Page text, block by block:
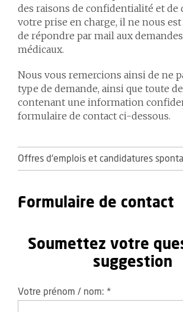
des raisons de confidentialité et de
votre prise en charge, il ne nous est
de répondre par mail aux
médicaux.
Nous vous remercions ainsi de ne
type de demande, ainsi que toute
contenant une information
formulaire de contact ci-dessous.
Offres d'emplois et candidatures
Formulaire de contact
Soumettez votre
suggestion
Votre prénom / nom: *